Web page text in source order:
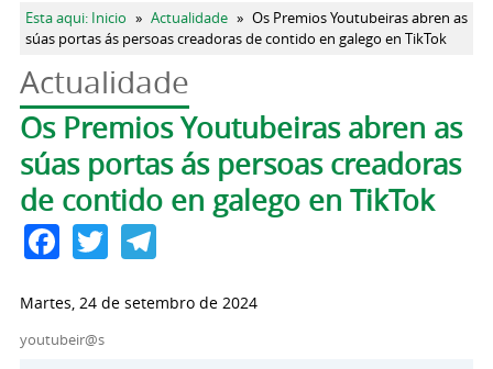
Vostede está aquí
Esta aqui: Inicio » Actualidade » Os Premios Youtubeiras abren as
súas portas ás persoas creadoras de contido en galego en TikTok
Actualidade
Pestanas principais
Os Premios Youtubeiras abren as
súas portas ás persoas creadoras
de contido en galego en TikTok
Facebook
TwitterTelegram
Martes, 24 de setembro de 2024
youtubeir@s